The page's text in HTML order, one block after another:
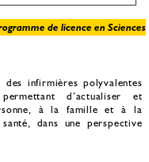
de licence en Sciences
infirmières polyvalentes
d’actualiser et
à la famille et à la
dans une perspective